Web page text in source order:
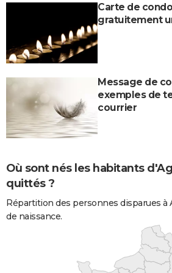
Carte de
gratuitement
Message de
exemples de
courrier
Où sont nés les habitants
quittés ?
Répartition des personnes disparues
de naissance.